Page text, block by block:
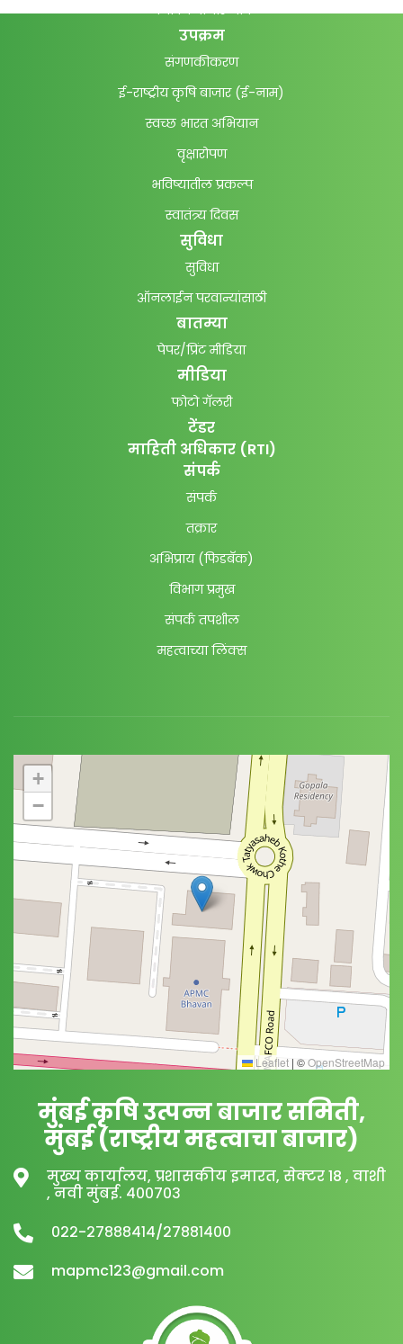
दैनंदिन बाजार भाव
उपक्रम
संगणकीकरण
ई-राष्ट्रीय कृषि बाजार (ई-नाम)
स्वच्छ भारत अभियान
वृक्षारोपण
भविष्यातील प्रकल्प
स्वातंत्र्य दिवस
सुविधा
सुविधा
ऑनलाईन परवान्यांसाठी
बातम्या
पेपर/प्रिंट मीडिया
मीडिया
फोटो गॅलरी
टेंडर
माहिती अधिकार (RTI)
संपर्क
संपर्क
तक्रार
अभिप्राय (फिडबॅक)
विभाग प्रमुख
संपर्क तपशील
महत्वाच्या लिंक्स
+
−
Leaflet | ©OpenStreetMap
मुंबई कृषि उत्पन्न बाजार समिती,
मुंबई (राष्ट्रीय महत्वाचा बाजार)
मुख्य कार्यालय, प्रशासकीय इमारत, सेक्टर 18 , वाशी
, नवी मुंबई. ४००७०३
०२२-२७८८८४१४/२७८८१४००
mapmc123@gmail.com